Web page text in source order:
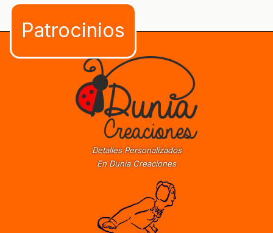
Detalles Personalizados
En Dunia Creaciones